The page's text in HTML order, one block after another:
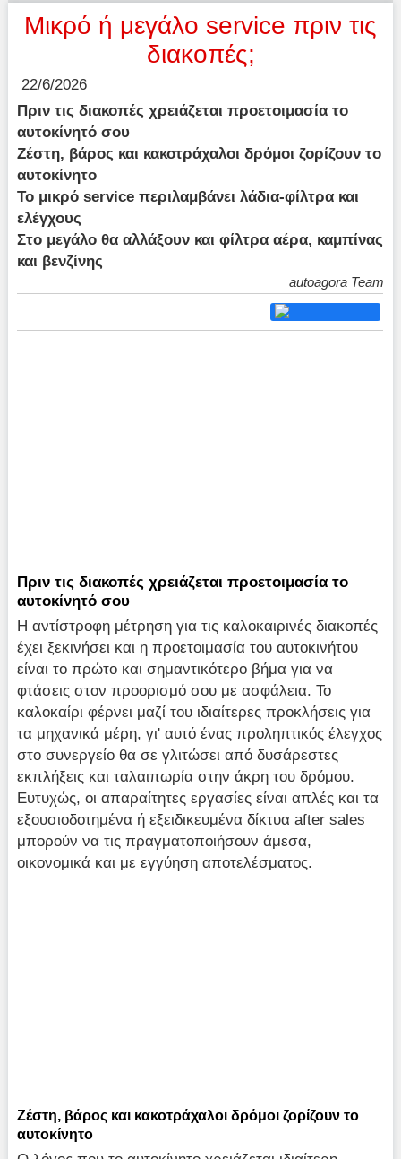
Μικρό ή μεγάλο service πριν τις
διακοπές;
22/6/2026
Πριν τις διακοπές χρειάζεται προετοιμασία το
αυτοκίνητό σου
Ζέστη, βάρος και κακοτράχαλοι δρόμοι ζορίζουν το
αυτοκίνητο
Το μικρό service περιλαμβάνει λάδια-φίλτρα και
ελέγχους
Στο μεγάλο θα αλλάξουν και φίλτρα αέρα, καμπίνας
και βενζίνης
autoagora Team
Πριν τις διακοπές χρειάζεται προετοιμασία το
αυτοκίνητό σου
Η αντίστροφη μέτρηση για τις καλοκαιρινές διακοπές
έχει ξεκινήσει και η προετοιμασία του αυτοκινήτου
είναι το πρώτο και σημαντικότερο βήμα για να
φτάσεις στον προορισμό σου με ασφάλεια. Το
καλοκαίρι φέρνει μαζί του ιδιαίτερες προκλήσεις για
τα μηχανικά μέρη, γι' αυτό ένας προληπτικός έλεγχος
στο συνεργείο θα σε γλιτώσει από δυσάρεστες
εκπλήξεις και ταλαιπωρία στην άκρη του δρόμου.
Ευτυχώς, οι απαραίτητες εργασίες είναι απλές και τα
εξουσιοδοτημένα ή εξειδικευμένα δίκτυα after sales
μπορούν να τις πραγματοποιήσουν άμεσα,
οικονομικά και με εγγύηση αποτελέσματος.
Ζέστη, βάρος και κακοτράχαλοι δρόμοι ζορίζουν το
αυτοκίνητο